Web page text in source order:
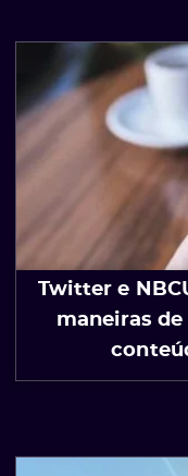
Twitter e
maneiras